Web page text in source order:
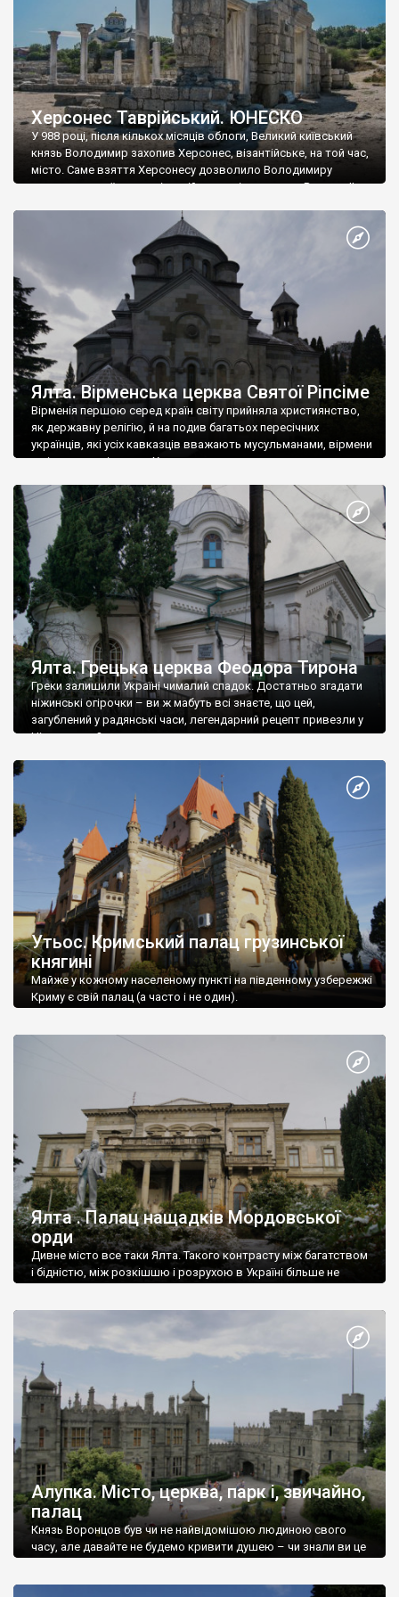
Херсонес Таврійський. ЮНЕСКО
У 988 році, після кількох місяців облоги, Великий київський
князь Володимир захопив Херсонес, візантійське, на той час,
місто. Саме взяття Херсонесу дозволило Володимиру
диктувати свої умови візантійському імператору Василю ІІ, та
Херсонесі Володимир-язичник, став Василем-християнином.
А потім було Хрещення Русі. На честь Херсонесу Таврійського
Ялта. Вірменська церква Святої Ріпсіме
Вірменія першою серед країн світу прийняла християнство,
як державну релігію, й на подив багатьох пересічних
українців, які усіх кавказців вважають мусульманами, вірмени
є відданими вірянами Христа
Ялта. Грецька церква Феодора Тирона
Греки залишили Україні чималий спадок. Достатньо згадати
ніжинські огірочки – ви ж мабуть всі знаєте, що цей,
загублений у радянські часи, легендарний рецепт привезли у
Ніжин греки?
Утьос. Кримський палац грузинської
княгині
Майже у кожному населеному пункті на південному узбережжі
Криму є свій палац (а часто і не один).
Ялта . Палац нащадків Мордовської
орди
Дивне місто все таки Ялта. Такого контрасту між багатством
і бідністю, між розкішшю і розрухою в Україні більше не
Алупка. Місто, церква, парк і, звичайно,
палац
Князь Воронцов був чи не найвідомішою людиною свого
часу, але давайте не будемо кривити душею – чи знали ви це